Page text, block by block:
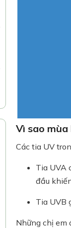
Vì sao
Các tia UV
Tia UVA
đầu
Tia UVB
Những chị em